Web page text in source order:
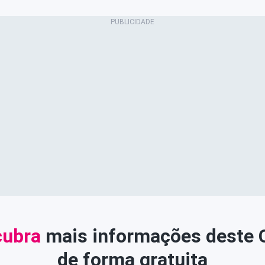
mais informações deste
de forma gratuita